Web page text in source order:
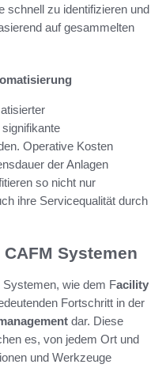
schnell zu identifizieren und
auf gesammelten
Operative Kosten
der Anlagen
so nicht nur
ihre Servicequalität durch
Systemen
Systemen, wie dem Facility
Fortschritt in der
dar. Diese
es, von jedem Ort und
und Werkzeuge